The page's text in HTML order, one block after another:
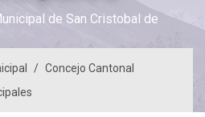
de San Cristobal de
Concejo Cantonal